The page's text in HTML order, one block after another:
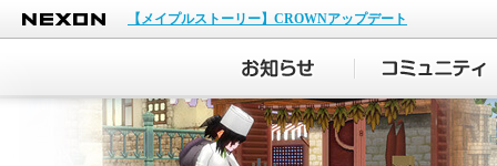
NEXON
【メイプルストーリー】CROWNアップデート